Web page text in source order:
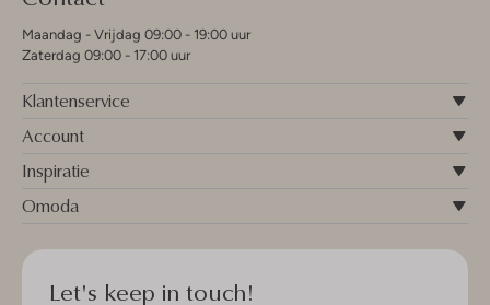
Maandag - Vrijdag 09:00 - 19:00 uur
Zaterdag 09:00 - 17:00 uur
Klantenservice
Account
Inspiratie
Omoda
Let's keep in touch!